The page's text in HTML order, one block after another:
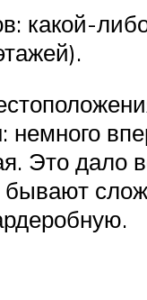
какой-
Это дало
бывают